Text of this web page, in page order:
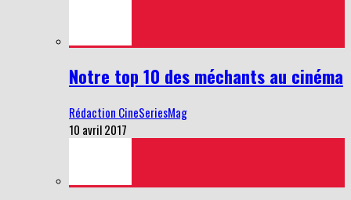
Notre top 10 des méchants au cinéma
Rédaction CineSeriesMag
10 avril 2017